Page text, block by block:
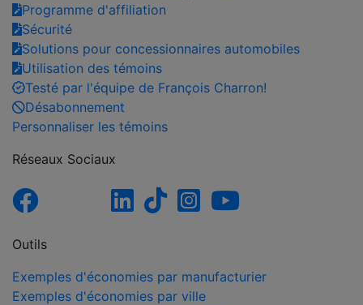
Programme d'affiliation
Sécurité
Solutions pour concessionnaires automobiles
Utilisation des témoins
Testé par l'équipe de François Charron!
Désabonnement
Personnaliser les témoins
Réseaux Sociaux
Outils
Exemples d'économies par manufacturier
Exemples d'économies par ville